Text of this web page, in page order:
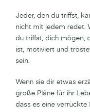
Jeder, den du triffst,
nicht mit jedem redet.
du triffst, dich mögen,
ist, motiviert und
sein.
Wenn sie dir etwas
große Pläne für ihr
dass es eine